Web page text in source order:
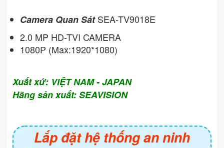
Camera Quan SátSEA-TV9018E
2.0 MP HD-TVI CAMERA
1080P (Max:1920*1080)
Xuất xứ: VIỆT NAM - JAPAN
Hãng sản xuất: SEAVISION
Lắp đặt hệ thống an ninh